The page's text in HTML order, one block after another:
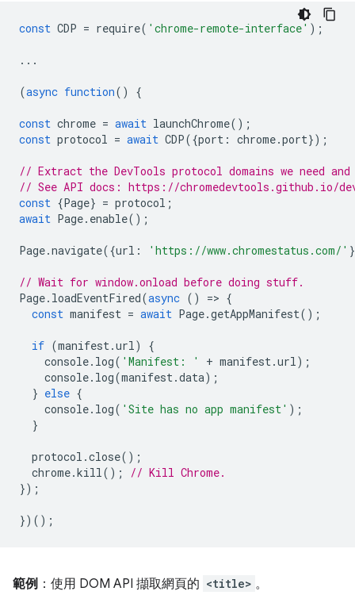
const CDP = require( 'chrome-remote-interface' );
...
(async function() {
const chrome = await launchChrome();
const protocol = await CDP({port : chrome.port});
// Extract the DevTools protocol domains we need and
// See API docs: https://chromedevtools.github.io/
const {Page} = protocol ;
await Page. enable();
Page.navigate({url : 'https://www.chromestatus.com/'
// Wait for window.onload before doing stuff.
Page. loadEventFired(async () => {
const manifest = await Page.getAppManifest();
if (manifest.url)
{
console. log( 'Manifest: ' + manifest.url);
console. log(manifest.data);
} else {
console. log( 'Site has no app manifest' );
}
protocol .close();
chrome.kill();
// Kill Chrome.
});
})();
範例 ：使用 DOM API 擷取網頁的 <title> 。